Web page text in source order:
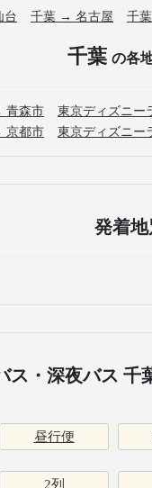
台 千葉 → 名古屋 千
千葉 の各
青森市 東京ディズニ
京都市
東京ディズニ
発着
ス・深夜バス 千
昼行便
2列